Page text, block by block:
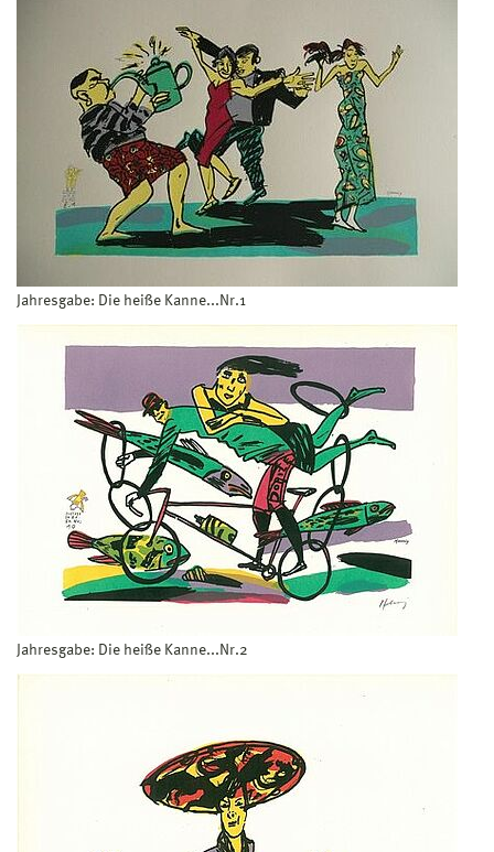
Jahresgabe: Die heiße Kanne...Nr.1
Jahresgabe: Die heiße Kanne...Nr.2